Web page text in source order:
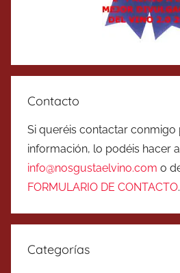
Contacto
Si queréis contactar
información, lo podéis hacer
info@nosgustaelvino.com o
FORMULARIO DE CONTACTO.
Categorías